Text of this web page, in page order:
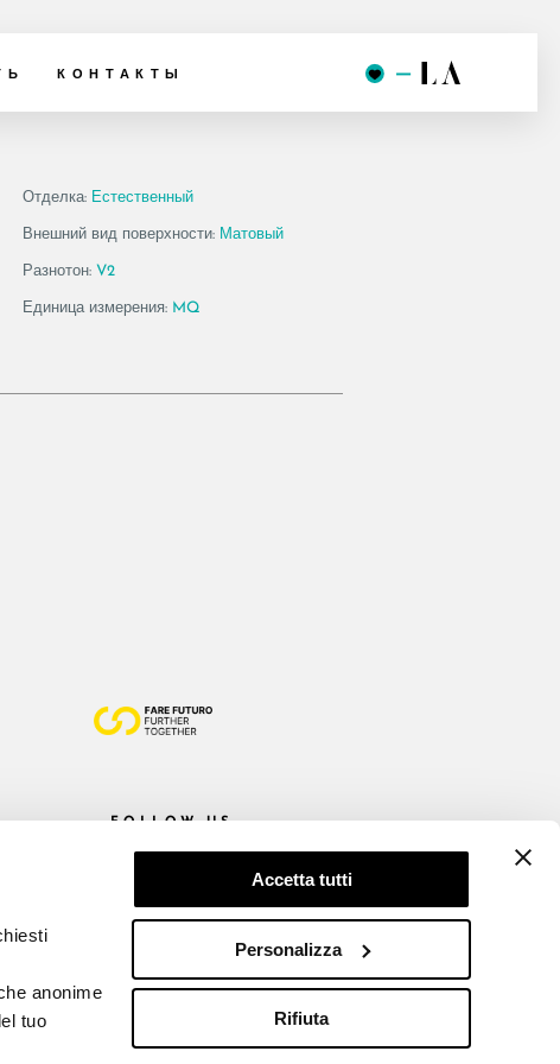
anonime
tuo
Accetta tutti
Personalizza
Rifiuta
КОНТАКТЫ
Отделка: Естественный
Внешний вид поверхности: Матовый
Разнотон: V2
Единица измерения: MQ
FOLLOW US